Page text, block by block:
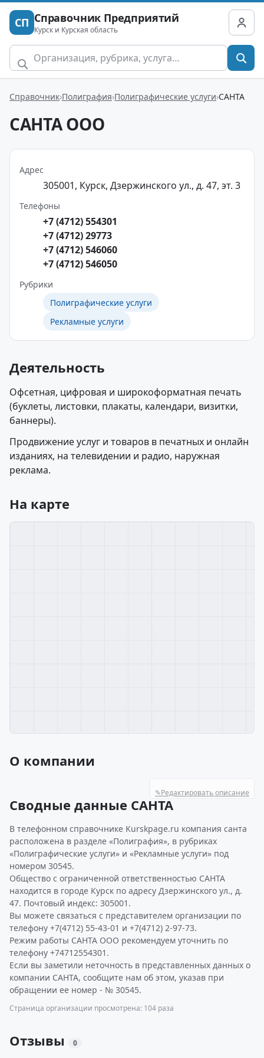
СП Справочник Предприятий
Курск и Курская область
Справочник Полиграфия Полиграфические услуги САНТА
САНТА ООО
Адрес
305001, Курск, Дзержинского ул., д. 47, эт. 3
Телефоны
+7 (4712) 554301
+7 (4712) 29773
+7 (4712) 546060
+7 (4712) 546050
Рубрики
Полиграфические услуги
Рекламные услуги
Деятельность
Офсетная, цифровая и широкоформатная печать
(буклеты, листовки, плакаты, календари, визитки,
баннеры).
Продвижение услуг и товаров в печатных и онлайн
изданиях, на телевидении и радио, наружная
реклама.
На карте
О компании
✎Редактировать описание
Сводные данные САНТА
В телефонном справочнике Kurskpage.ru компания санта
расположена в разделе «Полиграфия», в рубриках
«Полиграфические услуги» и «Рекламные услуги» под
номером 30545.
Общество с ограниченной ответственностью САНТА
находится в городе Курск по адресу Дзержинского ул., д.
47. Почтовый индекс: 305001.
Вы можете связаться с представителем организации по
телефону +7(4712) 55-43-01 и +7(4712) 2-97-73.
Режим работы САНТА ООО рекомендуем уточнить по
телефону +74712554301.
Если вы заметили неточность в представленных данных о
компании САНТА, сообщите нам об этом, указав при
обращении ее номер - № 30545.
Страница организации просмотрена: 104 раза
Отзывы 0